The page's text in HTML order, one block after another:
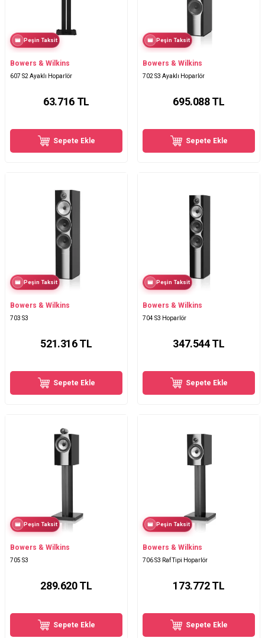
Peşin Taksit
Bowers & Wilkins
607 S2 Ayaklı Hoparlör
63.716TL
Sepete Ekle
Peşin Taksit
Bowers & Wilkins
702 S3 Ayaklı Hoparlör
695.088TL
Sepete Ekle
Peşin Taksit
Bowers & Wilkins
703 S3
521.316TL
Sepete Ekle
Peşin Taksit
Bowers & Wilkins
704 S3 Hoparlör
347.544TL
Sepete Ekle
Peşin Taksit
Bowers & Wilkins
705 S3
289.620TL
Sepete Ekle
Peşin Taksit
Bowers & Wilkins
706 S3 Raf Tipi Hoparlör
173.772TL
Sepete Ekle